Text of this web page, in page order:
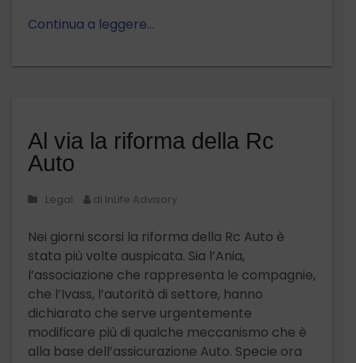
Continua a leggere…
Al via la riforma della Rc
Auto
Legal di InLife Advisory
Nei giorni scorsi la riforma della Rc Auto è
stata più volte auspicata. Sia l’Ania,
l’associazione che rappresenta le compagnie,
che l’Ivass, l’autorità di settore, hanno
dichiarato che serve urgentemente
modificare più di qualche meccanismo che è
alla base dell’assicurazione Auto. Specie ora